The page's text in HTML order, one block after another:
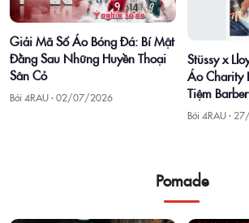
Giải Mã Số Áo Bóng Đá: Bí Mật
Đằng Sau Những Huyền Thoại
Sân Cỏ
Bởi 4RAU ·02/07/2026
Stüssy x
Áo Charity
Tiệm Barber
Bởi 4RAU ·
Pomade